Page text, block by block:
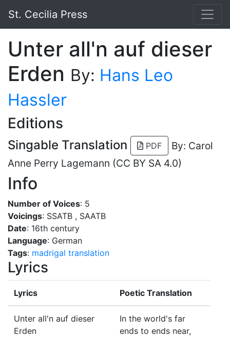
St. Cecilia Press
Unter all'n auf dieser
Erden By: Hans Leo
Hassler
Editions
Singable Translation PDF
By: Carol
Anne Perry Lagemann (CC BY SA 4.0)
Info
Number of Voices: 5
Voicings: SSATB , SAATB
Date: 16th century
Language: German
Tags: madrigal translation
Lyrics
Lyrics Poetic Translation
Unter all'n auf dieser
Erden
In the world's far
ends to ends near,